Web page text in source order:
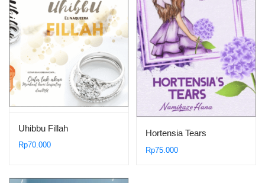
Uhibbu Fillah
Rp70.000
Hortensia Tears
Rp75.000